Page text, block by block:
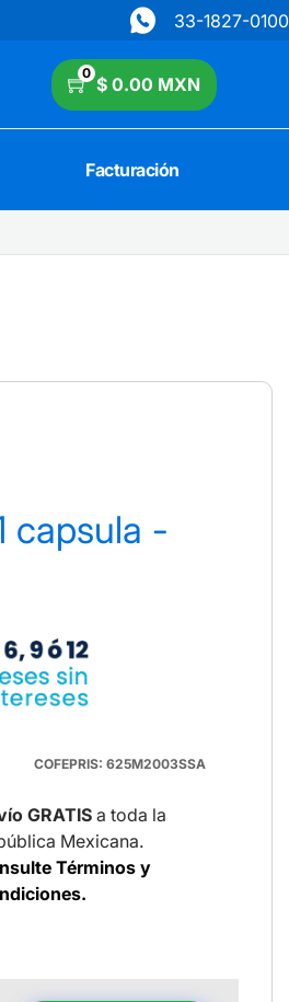
33-1827-0100
0
$ 0.00 MXN
Facturación
capsula -
COFEPRIS: 625M2003SSA
GRATISa toda la
Mexicana.
Términos y